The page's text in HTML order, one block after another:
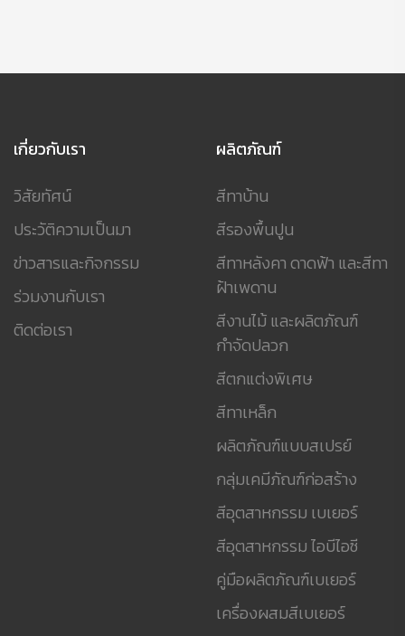
เกี่ยวกับเรา
วิสัยทัศน์
ประวัติความเป็นมา
ข่าวสารและกิจกรรม
ร่วมงานกับเรา
ติดต่อเรา
ผลิตภัณฑ์
สีทาบ้าน
สีรองพื้นปูน
สีทาหลังคา ดาดฟ้า และสีทา
ฝ้าเพดาน
สีงานไม้ และผลิตภัณฑ์
กำจัดปลวก
สีตกแต่งพิเศษ
สีทาเหล็ก
ผลิตภัณฑ์แบบสเปรย์
กลุ่มเคมีภัณฑ์ก่อสร้าง
สีอุตสาหกรรม เบเยอร์
สีอุตสาหกรรม ไอบีไอซี
คู่มือผลิตภัณฑ์เบเยอร์
เครื่องผสมสีเบเยอร์